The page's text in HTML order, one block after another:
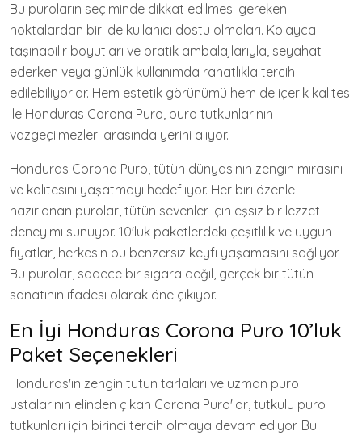
Bu puroların seçiminde dikkat edilmesi gereken
noktalardan biri de kullanıcı dostu olmaları. Kolayca
taşınabilir boyutları ve pratik ambalajlarıyla, seyahat
ederken veya günlük kullanımda rahatlıkla tercih
edilebiliyorlar. Hem estetik görünümü hem de içerik kalitesi
ile Honduras Corona Puro, puro tutkunlarının
vazgeçilmezleri arasında yerini alıyor.
Honduras Corona Puro, tütün dünyasının zengin mirasını
ve kalitesini yaşatmayı hedefliyor. Her biri özenle
hazırlanan purolar, tütün sevenler için eşsiz bir lezzet
deneyimi sunuyor. 10'luk paketlerdeki çeşitlilik ve uygun
fiyatlar, herkesin bu benzersiz keyfi yaşamasını sağlıyor.
Bu purolar, sadece bir sigara değil, gerçek bir tütün
sanatının ifadesi olarak öne çıkıyor.
En İyi Honduras Corona Puro 10’luk
Paket Seçenekleri
Honduras'ın zengin tütün tarlaları ve uzman puro
ustalarının elinden çıkan Corona Puro'lar, tutkulu puro
tutkunları için birinci tercih olmaya devam ediyor. Bu